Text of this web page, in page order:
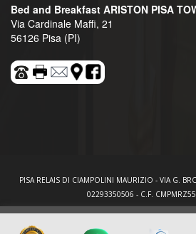
Bed and Breakfast ARISTON PISA
Via Cardinale Maffi, 21
56126 Pisa (PI)
PISA RELAIS DI CIAMPOLINI MAURIZIO - VIA G.
02293350506 - C.F.
© Copyright Privacy & Cookie Policy